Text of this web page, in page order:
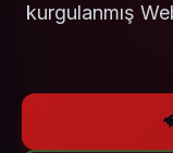
kurgulanmış